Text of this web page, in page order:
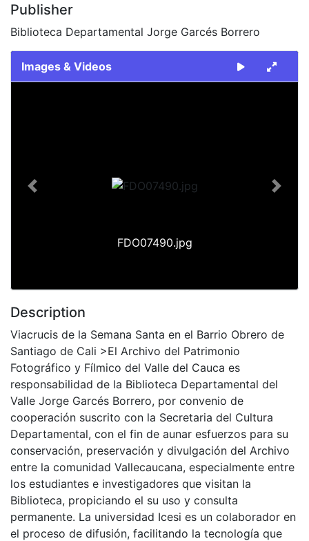
Publisher
Biblioteca Departamental Jorge Garcés Borrero
Images & Videos
FDO07490.jpg
Previous Next
Description
Viacrucis de la Semana Santa en el Barrio Obrero de
Santiago de Cali >El Archivo del Patrimonio
Fotográfico y Fílmico del Valle del Cauca es
responsabilidad de la Biblioteca Departamental del
Valle Jorge Garcés Borrero, por convenio de
cooperación suscrito con la Secretaria del Cultura
Departamental, con el fin de aunar esfuerzos para su
conservación, preservación y divulgación del Archivo
entre la comunidad Vallecaucana, especialmente entre
los estudiantes e investigadores que visitan la
Biblioteca, propiciando el su uso y consulta
permanente. La universidad Icesi es un colaborador en
el proceso de difusión, facilitando la tecnología que